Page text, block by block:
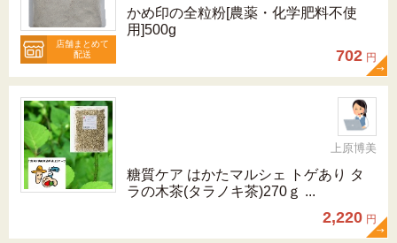
店舗まとめて
配送
かめ印の全粒粉[農薬・化学肥料不使
用]500g
702 円
上原博美
糖質ケア はかたマルシェ トゲあり タ
ラの木茶(タラノキ茶)270ｇ ...
2,220 円